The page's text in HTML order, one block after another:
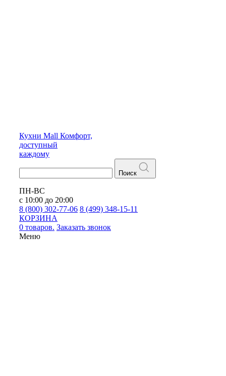
Кухни Mall Комфорт,
доступный
каждому
Поиск
ПН-ВС
с 10:00 до 20:00
8 (800) 302-77-06 8 (499) 348-15-11
КОРЗИНА
0 товаров. Заказать звонок
Меню